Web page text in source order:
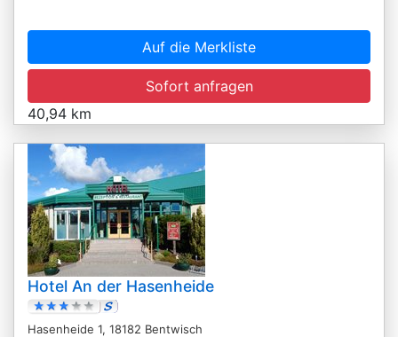
Auf die Merkliste
Sofort anfragen
40,94 km
Hotel An der Hasenheide
Hasenheide 1, 18182 Bentwisch